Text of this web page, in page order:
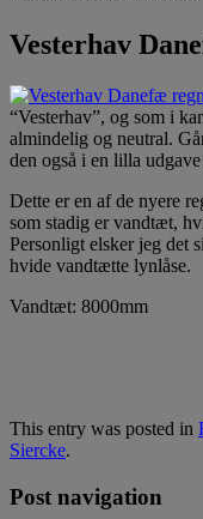
Vesterhav
“Vesterhav”, og som i
almindelig og neutral.
den også i en lilla
Dette er en af de nyere
som stadig er vandtæt,
Personligt elsker jeg det
hvide vandtætte lynlåse.
Vandtæt: 8000mm
This entry was posted in
Siercke.
Post navigation